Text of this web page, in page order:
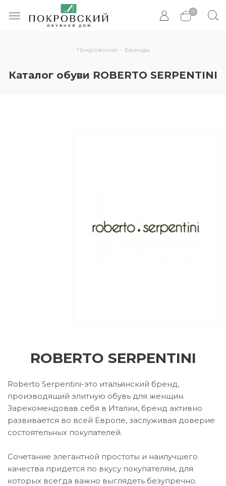
0
Покровский - Бренды
Каталог обуви ROBERTO SERPENTINI
ROBERTO SERPENTINI
Roberto Serpentini-это итальянский бренд,
производящий элитную обувь для женщин.
Зарекомендовав себя в Италии, бренд активно
развивается во всей Европе, заслуживая доверие
состоятельных покупателей.
Сочетание элегантной простоты и наилучшего
качества придется по вкусу покупателям, для
которых всегда важно выглядеть безупречно.